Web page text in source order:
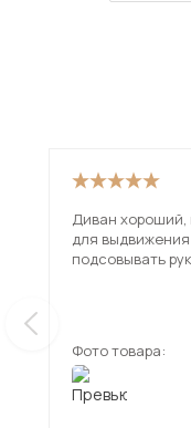
Диван хороший,
для выдвижения
подсовывать
Фото товара: